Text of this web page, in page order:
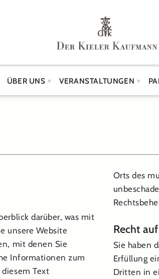
ÜBER UNS VERANSTALTUNGEN
darüber, was mit
unsere Website
mit denen Sie
Informationen zum
Text
Orts des
Recht
Sie haben
Erfüllung
Dritten in